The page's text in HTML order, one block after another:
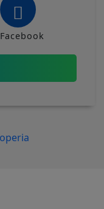
Facebook